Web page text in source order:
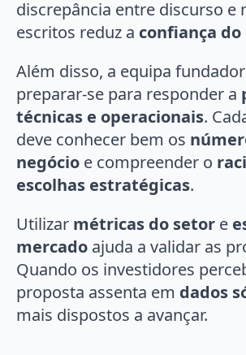
discrepância entre discurso e
escritos reduz a confiança
Além disso, a equipa
preparar-se para responder a
técnicas e operacionais.
deve conhecer bem os
negócio e compreender o
escolhas estratégicas.
Utilizar métricas do setor e
mercado ajuda a validar as
Quando os investidores
proposta assenta em dados
mais dispostos a avançar.